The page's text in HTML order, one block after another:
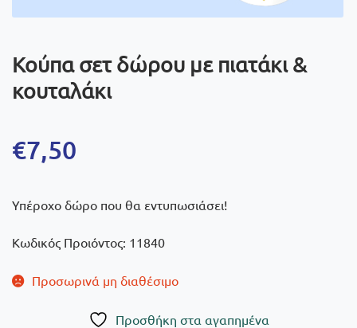
Κούπα σετ δώρου με πιατάκι &
κουταλάκι
€7,50
Υπέροχο δώρο που θα εντυπωσιάσει!
Κωδικός Προιόντος: 11840
Προσωρινά μη διαθέσιμο
Πρoσθήκη στα αγαπημένα